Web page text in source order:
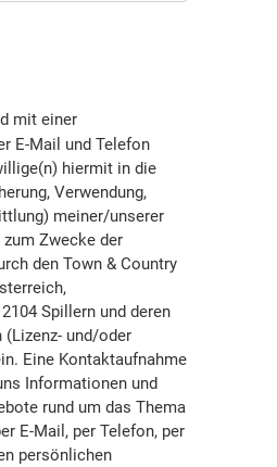
E-Mail und Telefon
hiermit in die
Verwendung,
meiner/unserer
Zwecke der
den Town & Country
Spillern und deren
(Lizenz- und/oder
Eine Kontaktaufnahme
Informationen und
rund um das Thema
E-Mail, per Telefon, per
persönlichen